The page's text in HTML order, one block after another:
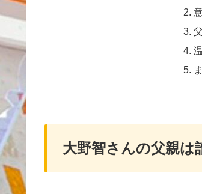
大野智さんの父親は